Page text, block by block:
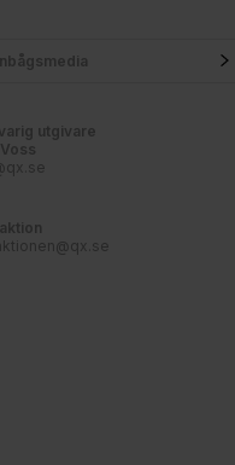
utgivare